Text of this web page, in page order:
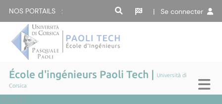
NOS PORTAILS : | Se connecter
École d'ingénieurs Paoli Tech |
Università di
Corsica
Attualità